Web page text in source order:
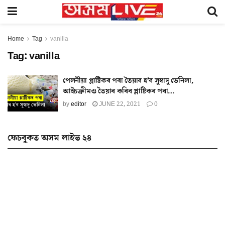
Home Tag vanilla
Tag:vanilla
পেলনীয়া প্লাষ্টিকৰ পৰা তৈয়াৰ হ’ব সুস্বাদু ভেনিলা,
আইচক্ৰীমও তৈয়াৰ কৰিব প্লাষ্টিকৰ পৰা…
byeditor JUNE 22, 2021 0
ফেচবুকত অসম লাইভ ২৪